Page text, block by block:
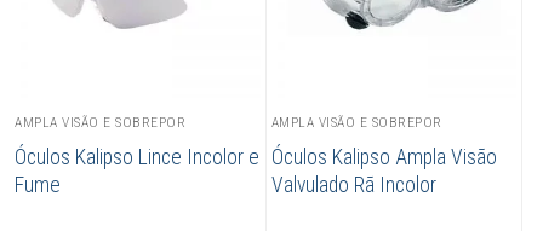
AMPLA VISÃO E SOBREPOR
Óculos Kalipso Lince Incolor e
Fume
AMPLA VISÃO E SOBREPOR
Óculos Kalipso Ampla Visão
Valvulado Rã Incolor